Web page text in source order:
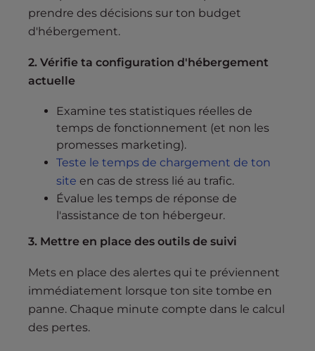
prendre des décisions sur ton budget
d'hébergement.
2. Vérifie ta configuration d'hébergement
actuelle
Examine tes statistiques réelles de
temps de fonctionnement (et non les
promesses marketing).
Teste le temps de chargement de ton
site en cas de stress lié au trafic.
Évalue les temps de réponse de
l'assistance de ton hébergeur.
3. Mettre en place des outils de suivi
Mets en place des alertes qui te préviennent
immédiatement lorsque ton site tombe en
panne. Chaque minute compte dans le calcul
des pertes.